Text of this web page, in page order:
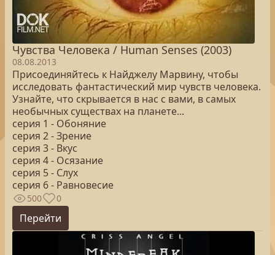
Чувства Человека / Human Senses (2003)
08.08.2013
Присоединяйтесь к Найджелу Марвину, чтобы
исследовать фантастический мир чувств человека.
Узнайте, что скрывается в нас с вами, в самых
необычных существах на планете...
серия 1 - Обоняние
серия 2 - Зрение
серия 3 - Вкус
серия 4 - Осязание
серия 5 - Слух
серия 6 - Равновесие
500 0
Перейти